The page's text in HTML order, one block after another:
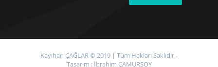
Kayıhan ÇAĞLAR © 2019 | Tüm Hakları Saklıdır -
Tasarım : İbrahim ÇAMURSOY